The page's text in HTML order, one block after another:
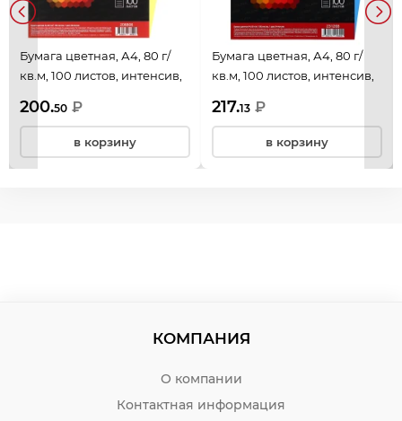
Бумага цветная, А4, 80 г/
кв.м, 100 листов, интенсив,
200.50 ₽
в корзину
Бумага цветная, А4, 80 г/
кв.м, 100 листов, интенсив,
217.13 ₽
в корзину
КОМПАНИЯ
О компании
Контактная информация